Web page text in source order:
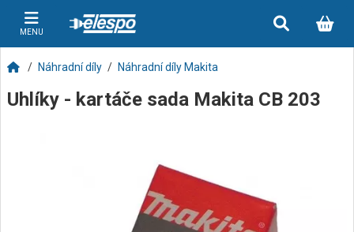
MENU
Náhradní díly Náhradní díly Makita
Uhlíky - kartáče sada Makita CB 203